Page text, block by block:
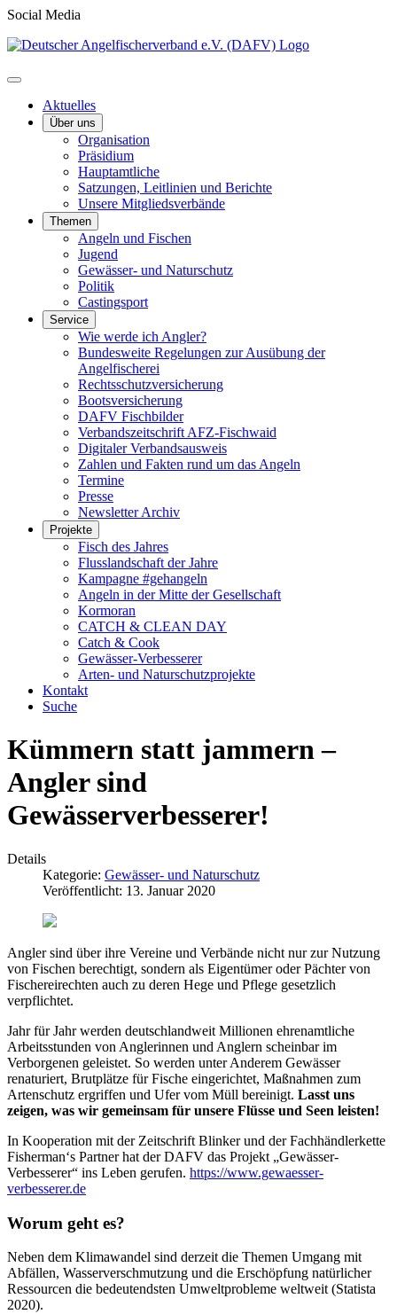
Social Media
Aktuelles
Über uns
Organisation
Präsidium
Hauptamtliche
Satzungen, Leitlinien und Berichte
Unsere Mitgliedsverbände
Themen
Angeln und Fischen
Jugend
Gewässer- und Naturschutz
Politik
Castingsport
Service
Wie werde ich Angler?
Bundesweite Regelungen zur Ausübung der
Angelfischerei
Rechtsschutzversicherung
Bootsversicherung
DAFV Fischbilder
Verbandszeitschrift AFZ-Fischwaid
Digitaler Verbandsausweis
Zahlen und Fakten rund um das Angeln
Termine
Presse
Newsletter Archiv
Projekte
Fisch des Jahres
Flusslandschaft der Jahre
Kampagne #gehangeln
Angeln in der Mitte der Gesellschaft
Kormoran
CATCH & CLEAN DAY
Catch & Cook
Gewässer-Verbesserer
Arten- und Naturschutzprojekte
Kontakt
Suche
Kümmern statt jammern –
Angler sind
Gewässerverbesserer!
Details
Kategorie: Gewässer- und Naturschutz
Veröffentlicht: 13. Januar 2020
Angler sind über ihre Vereine und Verbände nicht nur zur Nutzung
von Fischen berechtigt, sondern als Eigentümer oder Pächter von
Fischereirechten auch zu deren Hege und Pflege gesetzlich
verpflichtet.
Jahr für Jahr werden deutschlandweit Millionen ehrenamtliche
Arbeitsstunden von Anglerinnen und Anglern scheinbar im
Verborgenen geleistet. So werden unter Anderem Gewässer
renaturiert, Brutplätze für Fische eingerichtet, Maßnahmen zum
Artenschutz ergriffen und Ufer vom Müll bereinigt. Lasst uns
zeigen, was wir gemeinsam für unsere Flüsse und Seen leisten!
In Kooperation mit der Zeitschrift Blinker und der Fachhändlerkette
Fisherman‘s Partner hat der DAFV das Projekt „Gewässer-
Verbesserer“ ins Leben gerufen. https://www.gewaesser-
verbesserer.de
Worum geht es?
Neben dem Klimawandel sind derzeit die Themen Umgang mit
Abfällen, Wasserverschmutzung und die Erschöpfung natürlicher
Ressourcen die bedeutendsten Umweltprobleme weltweit (Statista
2020).